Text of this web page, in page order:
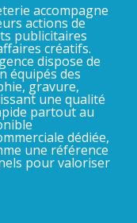
accompagne
actions de
publicitaires
créatifs.
dispose de
équipés des
gravure,
une qualité
partout au
dédiée,
une référence
pour valoriser